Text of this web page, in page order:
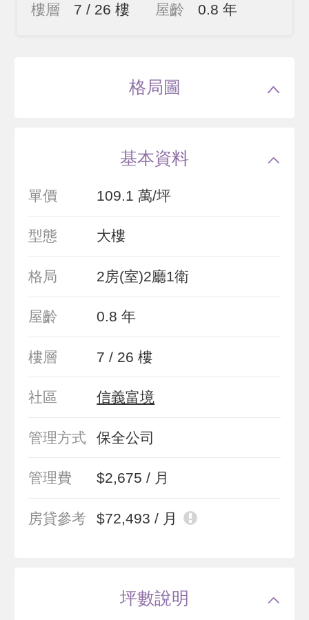
樓層
7 / 26 樓 屋齡 0.8 年
格局圖
基本資料
單價 109.1 萬/坪
型態 大樓
格局 2房(室)2廳1衛
屋齡 0.8 年
樓層 7 / 26 樓
社區 信義富境
管理方式 保全公司
管理費 $2,675 / 月
房貸參考 $72,493 / 月
坪數說明